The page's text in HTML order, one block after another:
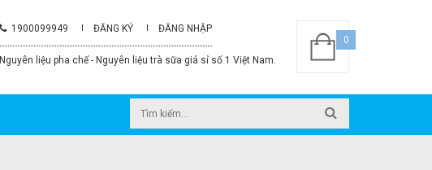
0
1900099949 ĐĂNG KÝ ĐĂNG NHẬP
Nguyên liệu pha chế - Nguyên liệu trà sữa giá sỉ số 1 Việt Nam.